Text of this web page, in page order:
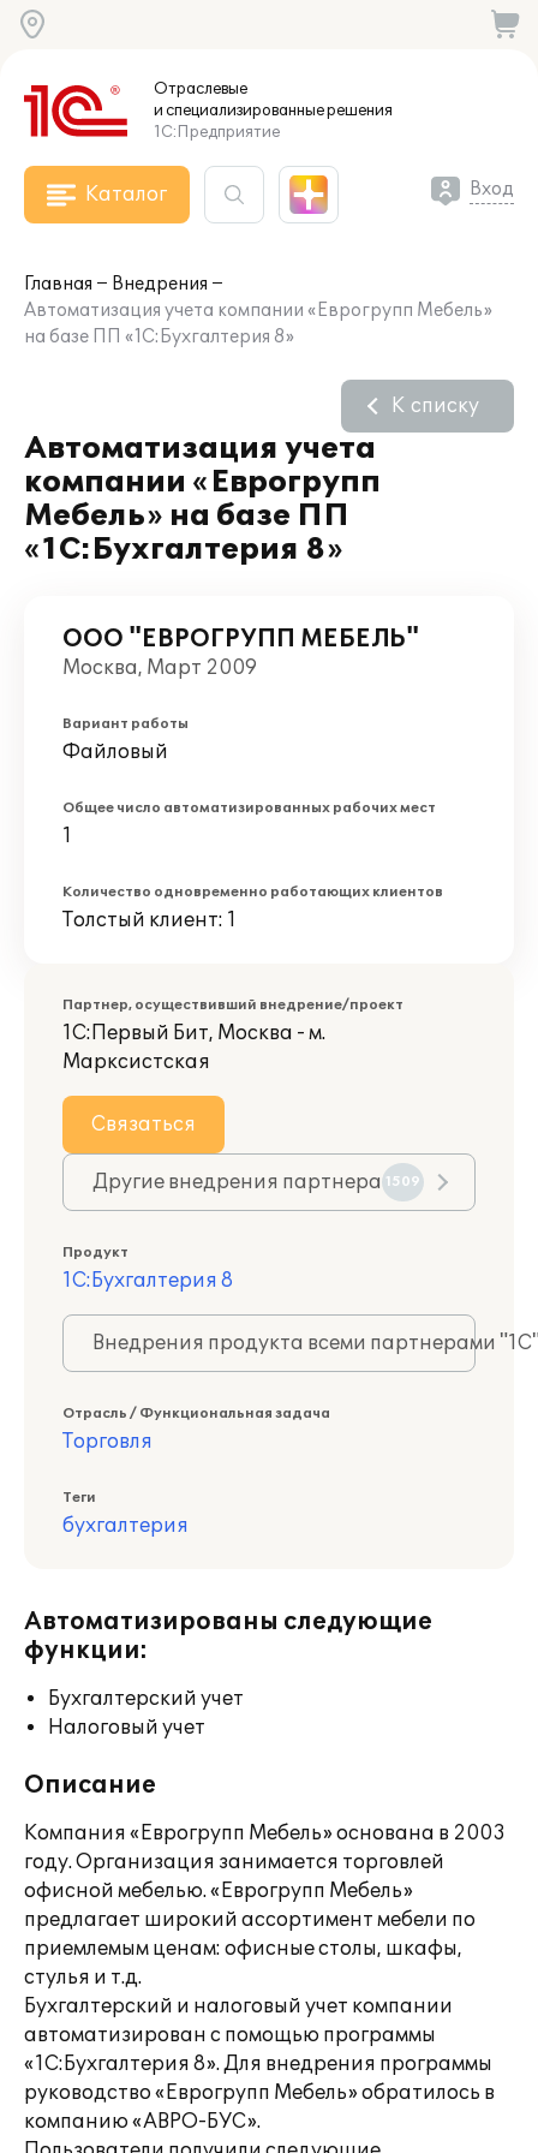
Отраслевые
и специализированныерешения
1С:Предприятие
Каталог Вход
Главная
Внедрения
Автоматизация учета компании «Еврогрупп Мебель»
на базе ПП «1С:Бухгалтерия 8»
Автоматизация учета
компании «Еврогрупп
Мебель» на базе ПП
«1С:Бухгалтерия 8»
К списку
ООО "ЕВРОГРУПП МЕБЕЛЬ"
Москва, Март 2009
Вариант работы
Файловый
Общее число автоматизированных рабочих мест
1
Количество одновременно работающих клиентов
Толстый клиент: 1
Партнер, осуществивший внедрение/проект
1С:Первый Бит, Москва - м.
Марксистская
Связаться
Другие внедрения партнера 1509
Продукт
1С:Бухгалтерия 8
Внедрения продукта всеми партнерами
Отрасль / Функциональная задача
Торговля
Теги
бухгалтерия
Автоматизированы следующие
функции:
Бухгалтерский учет
Налоговый учет
Описание
Компания «Еврогрупп Мебель» основана в 2003
году. Организация занимается торговлей
офисной мебелью. «Еврогрупп Мебель»
предлагает широкий ассортимент мебели по
приемлемым ценам: офисные столы, шкафы,
стулья и т.д.
Бухгалтерский и налоговый учет компании
автоматизирован с помощью программы
«1С:Бухгалтерия 8». Для внедрения программы
руководство «Еврогрупп Мебель» обратилось в
компанию «АВРО-БУС».